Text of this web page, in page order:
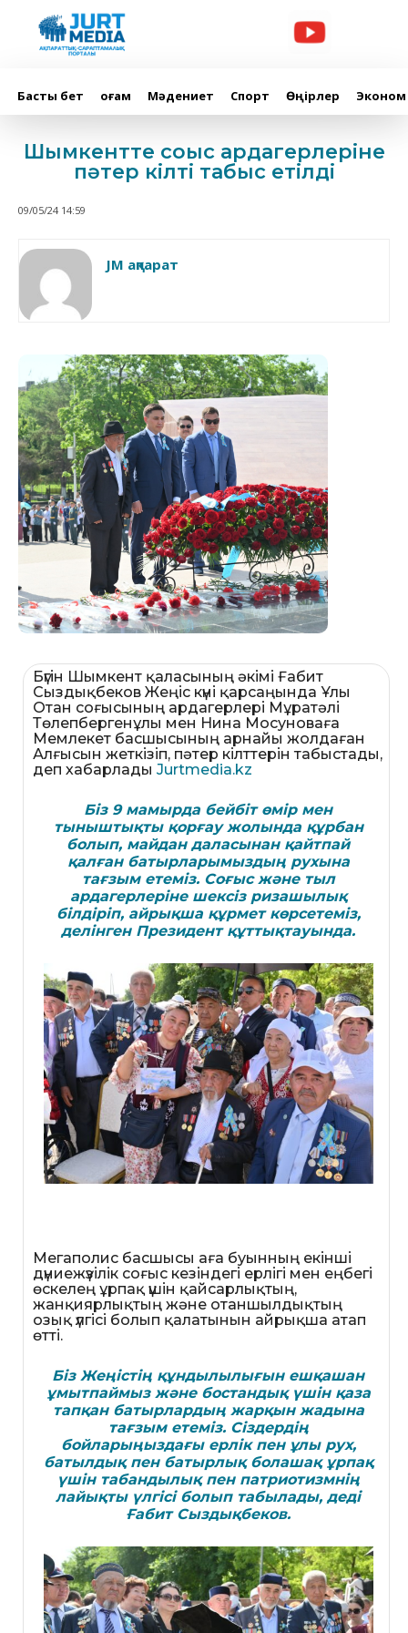
Басты бет Қоғам Мәдениет Спорт Өңірлер
Шымкентте соғыс ардагерлеріне
пәтер кілті табыс етілді
09/05/24 14:59
JM ақпарат
Бүгін Шымкент қаласының әкімі Ғабит
Сыздықбеков Жеңіс күні қарсаңында Ұлы
Отан соғысының ардагерлері Мұратәлі
Төлепбергенұлы мен Нина Мосуноваға
Мемлекет басшысының арнайы жолдаған
Алғысын жеткізіп, пәтер кілттерін табыстады,
деп хабарлады Jurtmedia.kz
Біз 9 мамырда бейбіт өмір мен
тыныштықты қорғау жолында құрбан
болып, майдан даласынан қайтпай
қалған батырларымыздың рухына
тағзым етеміз. Соғыс және тыл
ардагерлеріне шексіз ризашылық
білдіріп, айрықша құрмет көрсетеміз,
делінген Президент құттықтауында.
Мегаполис басшысы аға буынның екінші
дүниежүзілік соғыс кезіндегі ерлігі мен еңбегі
өскелең ұрпақ үшін қайсарлықтың,
жанқиярлықтың және отаншылдықтың
озық үлгісі болып қалатынын айрықша атап
өтті.
Біз Жеңістің құндылылығын ешқашан
ұмытпаймыз және бостандық үшін қаза
тапқан батырлардың жарқын жадына
тағзым етеміз. Сіздердің
бойларыңыздағы ерлік пен ұлы рух,
батылдық пен батырлық болашақ ұрпақ
үшін табандылық пен патриотизмнің
лайықты үлгісі болып табылады, деді
Ғабит Сыздықбеков.